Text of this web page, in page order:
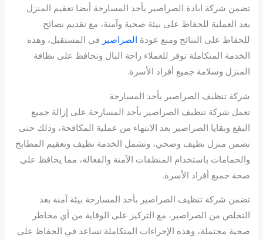
تضمن شركة ابادة الصراصير بأحد المسارحة أيضا تعقيم المنزل
بعد العملية للحفاظ على بيئة صحية وآمنة، مع تقديم نصائح
للحفاظ على النتائج ومنع عودة الصراصير في المستقبل، وهذه
الخدمة المتكاملة توفر للعملاء راحة البال وتحافظ على نظافة
المنزل وسلامة جميع أفراد الأسرة.
شركة تنظيف الصراصير بأحد المسارحة
تعمل شركة تنظيف الصراصير بأحد المسارحة على إزالة جميع
البقع وبقايا الصراصير بعد الانتهاء من عملية المكافحة، وذلك حتى
نضمن منزل نظيف وصحي، وتشمل الخدمة نظيف وتعقيم المطابخ
والحمامات باستخدام المنظفات الآمنة والفعالة، مما يحافظ على
صحة جميع أفراد الأسرة.
تضمن شركة تنظيف الصراصير بأحد المسارحة بيئة آمنة بعد
التخلص من الصراصير، مع التركيز على الوقاية من أي مخاطر
صحية محتملة، وهذه الإجراءات المتكاملة تساعد في الحفاظ على